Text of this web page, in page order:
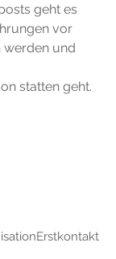
geht es
vor
werden und
statten geht.
Erstkontakt